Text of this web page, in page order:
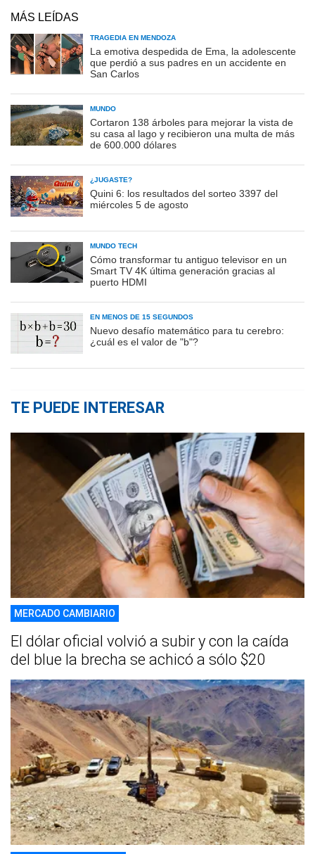
MÁS LEÍDAS
TRAGEDIA EN MENDOZA
La emotiva despedida de Ema, la adolescente
que perdió a sus padres en un accidente en
San Carlos
MUNDO
Cortaron 138 árboles para mejorar la vista de
su casa al lago y recibieron una multa de más
de 600.000 dólares
¿JUGASTE?
Quini 6: los resultados del sorteo 3397 del
miércoles 5 de agosto
MUNDO TECH
Cómo transformar tu antiguo televisor en un
Smart TV 4K última generación gracias al
puerto HDMI
EN MENOS DE 15 SEGUNDOS
Nuevo desafío matemático para tu cerebro:
¿cuál es el valor de "b"?
TE PUEDE INTERESAR
MERCADO CAMBIARIO
El dólar oficial volvió a subir y con la caída
del blue la brecha se achicó a sólo $20